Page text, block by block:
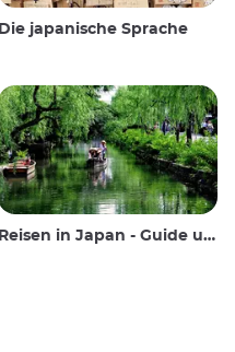
Die japanische Sprache
Reisen in Japan - Guide und Wissenswertes